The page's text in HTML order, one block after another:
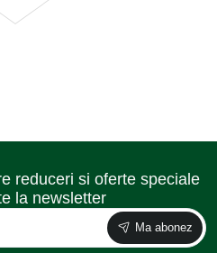
reduceri si oferte speciale
la newsletter
Ma abonez